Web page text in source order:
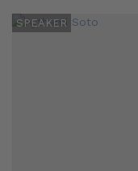
SPEAKER